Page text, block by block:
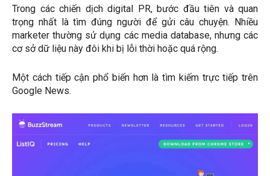
Trong các chiến dịch digital PR, bước đầu tiên và quan
trọng nhất là tìm đúng người để gửi câu chuyện. Nhiều
marketer thường sử dụng các media database, nhưng các
cơ sở dữ liệu này đôi khi bị lỗi thời hoặc quá rộng.
Một cách tiếp cận phổ biến hơn là tìm kiếm trực tiếp trên
Google News.